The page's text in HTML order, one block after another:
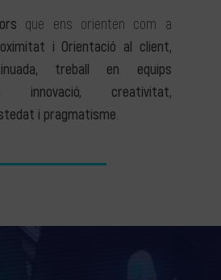
que ens orienten com a
i Orientació al client,
treball en equips
innovació, creativitat,
i pragmatisme.